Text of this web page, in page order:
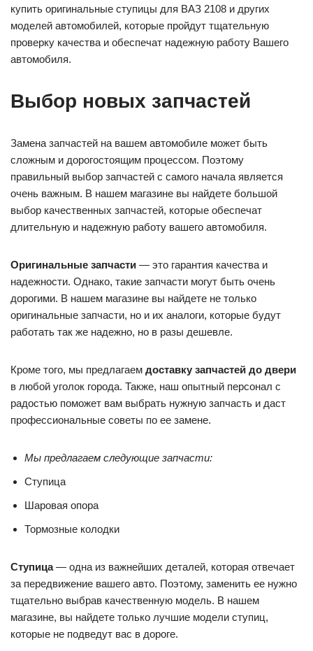
купить оригинальные ступицы для ВАЗ 2108 и других
моделей автомобилей, которые пройдут тщательную
проверку качества и обеспечат надежную работу Вашего
автомобиля.
Выбор новых запчастей
Замена запчастей на вашем автомобиле может быть
сложным и дорогостоящим процессом. Поэтому
правильный выбор запчастей с самого начала является
очень важным. В нашем магазине вы найдете большой
выбор качественных запчастей, которые обеспечат
длительную и надежную работу вашего автомобиля.
Оригинальные запчасти — это гарантия качества и
надежности. Однако, такие запчасти могут быть очень
дорогими. В нашем магазине вы найдете не только
оригинальные запчасти, но и их аналоги, которые будут
работать так же надежно, но в разы дешевле.
Кроме того, мы предлагаем доставку запчастей до двери
в любой уголок города. Также, наш опытный персонал с
радостью поможет вам выбрать нужную запчасть и даст
профессиональные советы по ее замене.
Мы предлагаем следующие запчасти:
Ступица
Шаровая опора
Тормозные колодки
Ступица— одна из важнейших деталей, которая отвечает
за передвижение вашего авто. Поэтому, заменить ее нужно
тщательно выбрав качественную модель. В нашем
магазине, вы найдете только лучшие модели ступиц,
которые не подведут вас в дороге.